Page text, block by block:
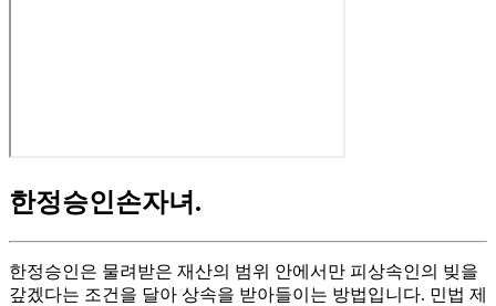
한정승인손자녀 .
한정승인은 물려받은 재산의 범위 안에서만 피상속인의 빚을
갚겠다는 조건을 달아 상속을 받아들이는 방법입니다. 민법 제